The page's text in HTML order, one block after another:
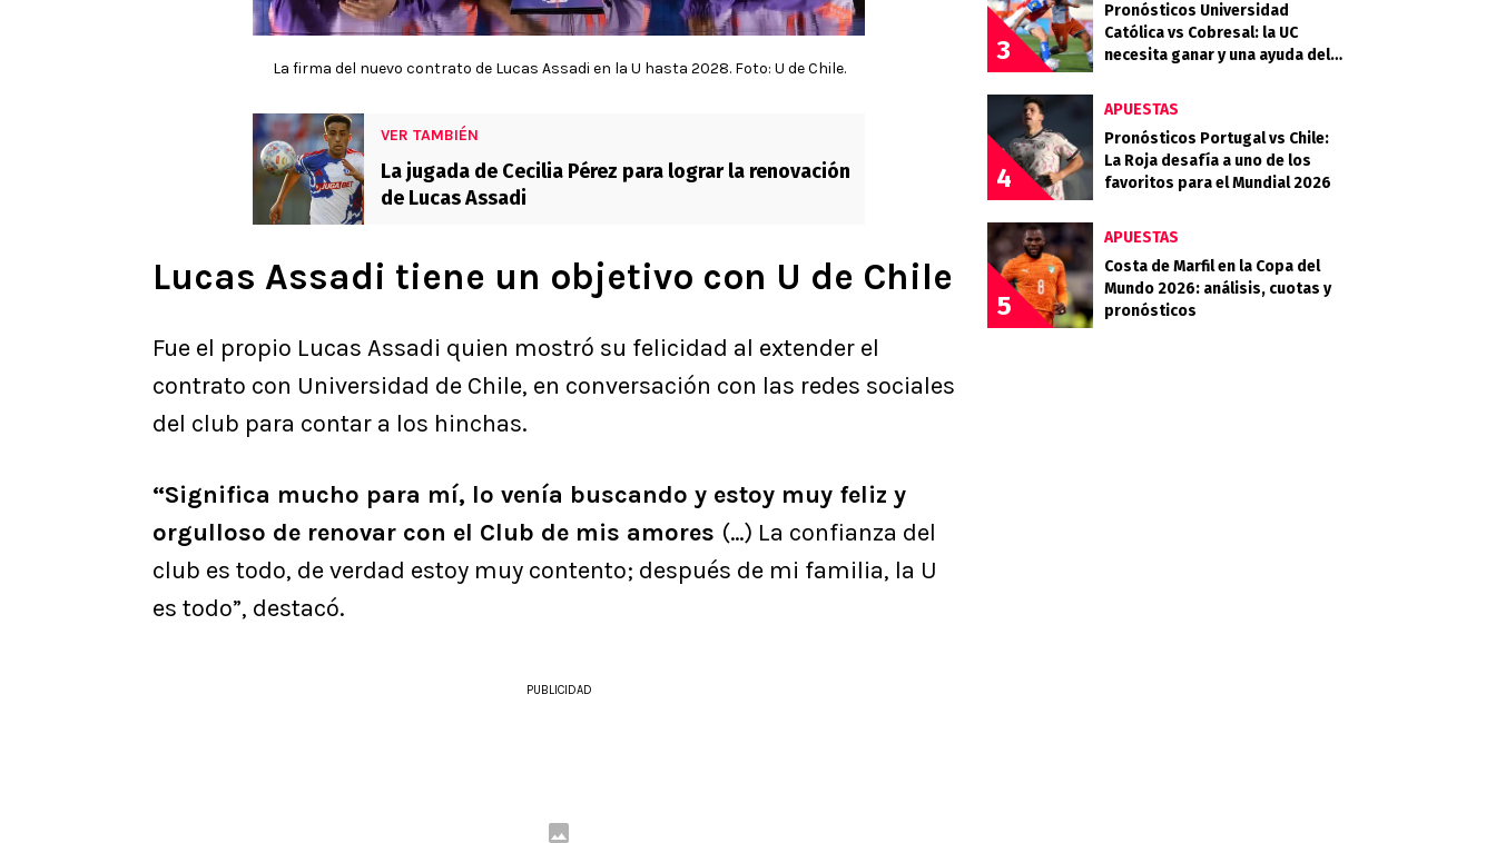
La firma del nuevo contrato de Lucas Assadi en la U hasta 2028. Foto: U de Chile.
VER TAMBIÉN
La jugada de Cecilia Pérez para lograr la renovación
de Lucas Assadi
Lucas Assadi tiene un objetivo con U de Chile
Fue el propio Lucas Assadi quien mostró su felicidad al extender el
contrato con Universidad de Chile, en conversación con las redes sociales
del club para contar a los hinchas.
“Significa mucho para mí, lo venía buscando y estoy muy feliz y
orgulloso de renovar con el Club de mis amores (…) La confianza del
club es todo, de verdad estoy muy contento; después de mi familia, la U
es todo”, destacó.
PUBLICIDAD
3
Pronósticos Universidad
Católica vs Cobresal: la UC
necesita ganar y una ayuda del
4
APUESTAS
Pronósticos Portugal vs Chile:
La Roja desafía a uno de los
favoritos para el Mundial 2026
5
APUESTAS
Costa de Marfil en la Copa del
Mundo 2026: análisis, cuotas y
pronósticos